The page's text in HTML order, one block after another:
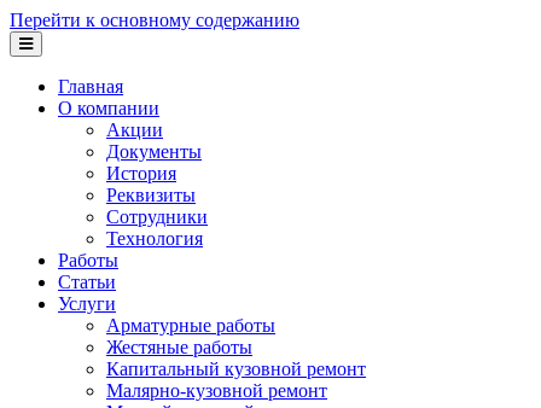
Перейти к основному содержанию
Главная
О компании
Акции
Документы
История
Реквизиты
Сотрудники
Технология
Работы
Статьи
Услуги
Арматурные работы
Жестяные работы
Капитальный кузовной ремонт
Малярно-кузовной ремонт